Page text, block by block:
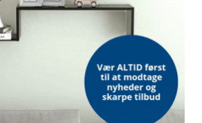
er der i sættet?